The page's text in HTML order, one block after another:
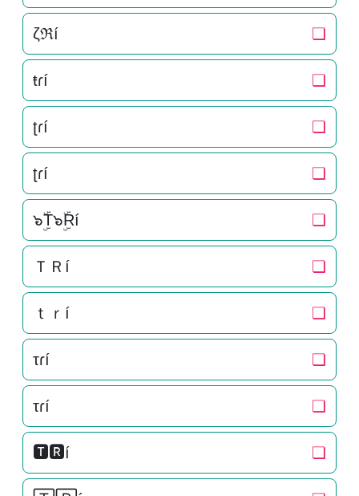
ζℜí ❏
ŧɾí ❏
ʈɾí ❏
ʈɾí ❏
๖ۣۜT๖ۣۜRí ❏
ＴＲí ❏
ｔｒí ❏
τɾí ❏
τɾí ❏
🆃🆁í ❏